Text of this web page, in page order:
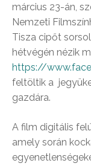
március 23-án,
Nemzeti
Tisza cipőt
hétvégén nézik
https://
feltöltik a
gazdára.
A film digitális
amely során